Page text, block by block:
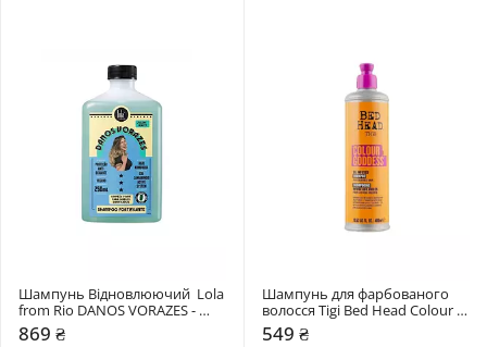
Шампунь Відновлюючий  Lola
from Rio DANOS VORAZES -
SHAMPOO FORTIFICANTE
869 ₴
Шампунь для фарбованого
волосся Tigi Bed Head Colour
Goddess
549 ₴